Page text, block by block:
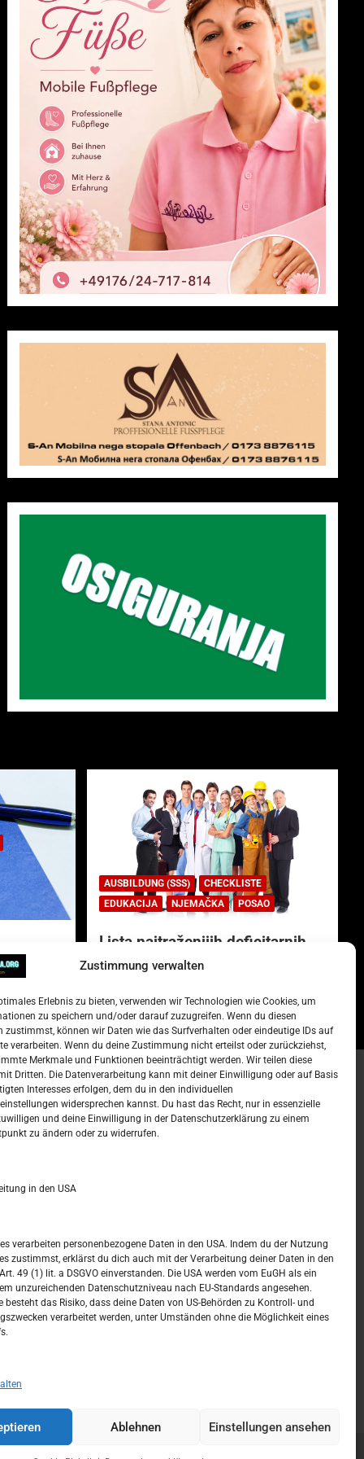
Zustimmung verwalten
Erlebnis zu bieten, verwenden wir Technologien wie Cookies, um
zu speichern und/oder darauf zuzugreifen. Wenn du diesen
zustimmst, können wir Daten wie das Surfverhalten oder eindeutige IDs auf
verarbeiten. Wenn du deine Zustimmung nicht erteilst oder zurückziehst,
Merkmale und Funktionen beeinträchtigt werden. Wir teilen diese
Dritten. Die Datenverarbeitung kann mit deiner Einwilligung oder auf Basis
Interesses erfolgen, dem du in den individuellen
widersprechen kannst. Du hast das Recht, nur in essenzielle
und deine Einwilligung in der Datenschutzerklärung zu einem
zu ändern oder zu widerrufen.
in den USA
verarbeiten personenbezogene Daten in den USA. Indem du der Nutzung
zustimmst, erklärst du dich auch mit der Verarbeitung deiner Daten in den
49 (1) lit. a DSGVO einverstanden. Die USA werden vom EuGH als ein
unzureichenden Datenschutzniveau nach EU-Standards angesehen.
besteht das Risiko, dass deine Daten von US-Behörden zu Kontroll- und
verarbeitet werden, unter Umständen ohne die Möglichkeit eines
Ablehnen Einstellungen ansehen
AUSBILDUNG (SSS)
CHECKLISTE
EDUKACIJA
NJEMAČKA POSAO
Lista najtraženijih deficitarnih
zanimanja u Njemačkoj.
–
Kalendar
10 11 12 13 14 15 16
17 18 19 20 21 22
24 25 26 27 28 29 30